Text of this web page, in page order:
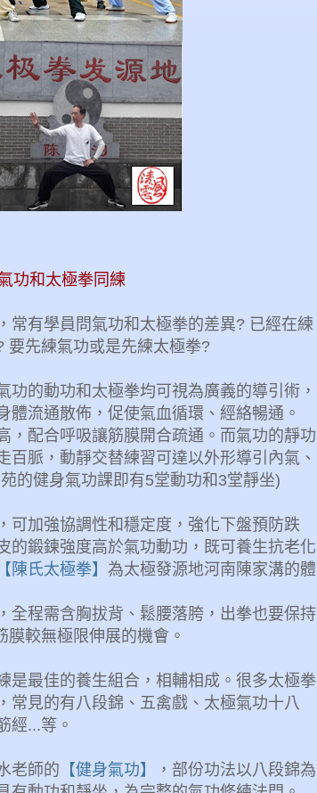
功和太極拳同練
常有學員問氣功和太極拳的差異? 已經在練
要先練氣功或是先練太極拳?
功的動功和太極拳均可視為廣義的導引術，
體流通散佈，促使氣血循環、經絡暢通。
，配合呼吸讓筋膜開合疏通。 而氣功的靜功
百脈，動靜交替練習可達以外形導引內氣、
的健身氣功課即有5堂動功和3堂靜坐)
可加強協調性和穩定度，強化下盤預防跌
的鍛鍊強度高於氣功動功，既可養生抗老化
【陳氏太極拳】 為太極發源地河南陳家溝的體
全程需含胸拔背、鬆腰落胯，出拳也要保持
較無極限伸展的機會。
是最佳的養生組合，相輔相成。很多太極拳
常見的有八段錦、五禽戲、太極氣功十八
經...等。
老師的 【健身氣功】
，部份功法以八段錦為